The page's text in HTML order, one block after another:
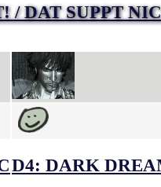
/ DAT SUPPT
D4: DARK